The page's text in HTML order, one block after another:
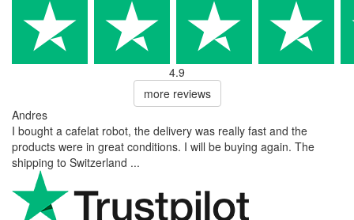
4.9
more reviews
Andres
I bought a cafelat robot, the delivery was really fast and the
products were in great conditions. I will be buying again. The
shipping to Switzerland ...